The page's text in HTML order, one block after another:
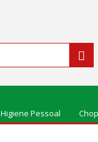
Higiene Pessoal